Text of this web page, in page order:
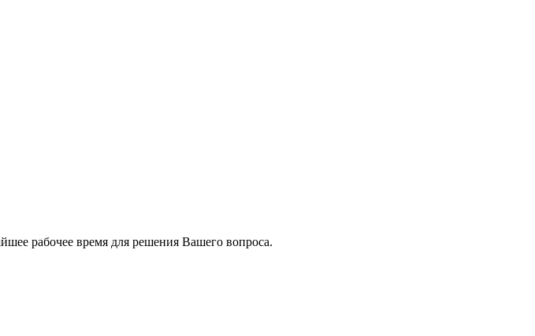
рабочее время для решения Вашего вопроса.